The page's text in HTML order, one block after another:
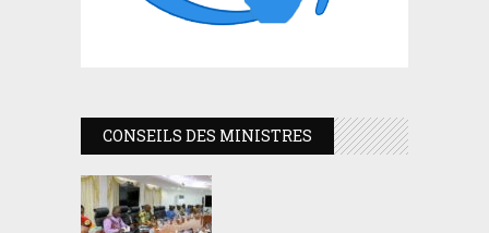
CONSEILS DES MINISTRES